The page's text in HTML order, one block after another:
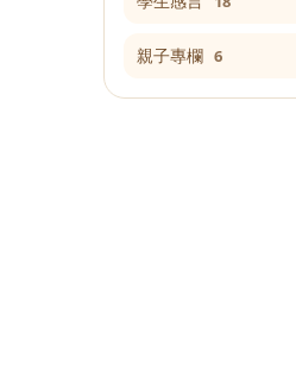
親子專欄 6